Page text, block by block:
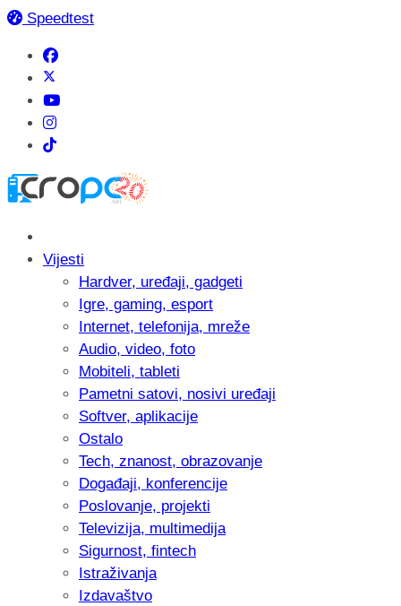
Speedtest
Vijesti
Hardver, uređaji, gadgeti
Igre, gaming, esport
Internet, telefonija, mreže
Audio, video, foto
Mobiteli, tableti
Pametni satovi, nosivi uređaji
Softver, aplikacije
Ostalo
Tech, znanost, obrazovanje
Događaji, konferencije
Poslovanje, projekti
Televizija, multimedija
Sigurnost, fintech
Istraživanja
Izdavaštvo